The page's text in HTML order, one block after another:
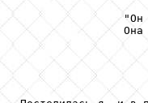
"Он
Она